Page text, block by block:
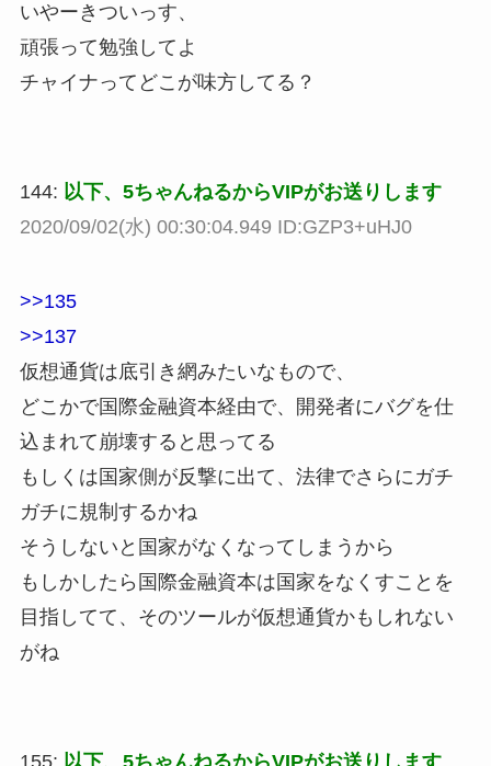
いやーきついっす、
頑張って勉強してよ
チャイナってどこが味方してる？
144: 以下、5ちゃんねるからVIPがお送りします
2020/09/02(水) 00:30:04.949 ID:GZP3+uHJ0
>>135
>>137
仮想通貨は底引き網みたいなもので、
どこかで国際金融資本経由で、開発者にバグを仕
込まれて崩壊すると思ってる
もしくは国家側が反撃に出て、法律でさらにガチ
ガチに規制するかね
そうしないと国家がなくなってしまうから
もしかしたら国際金融資本は国家をなくすことを
目指してて、そのツールが仮想通貨かもしれない
がね
155: 以下、5ちゃんねるからVIPがお送りします